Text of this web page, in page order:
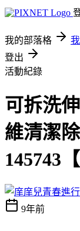
我的部落格
登出
活動紀錄
可拆洗
維清潔
145743
9年前